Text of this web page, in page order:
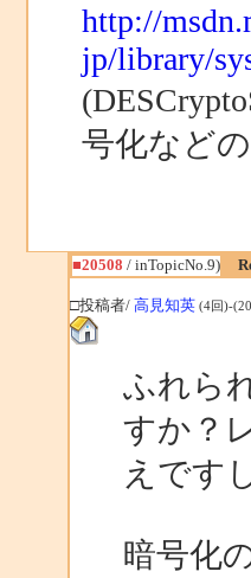
http://
jp/library/
号化など
■20508 / inTopicNo.9)
□投稿者/ 高見知英 (4回)-
ふれら
すか？
えです
暗号化